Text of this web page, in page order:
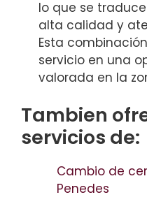
lo que se
alta calidad y
Esta
servicio en una
valorada en la
Tambien
servicios de:
Cambio de
Penedes